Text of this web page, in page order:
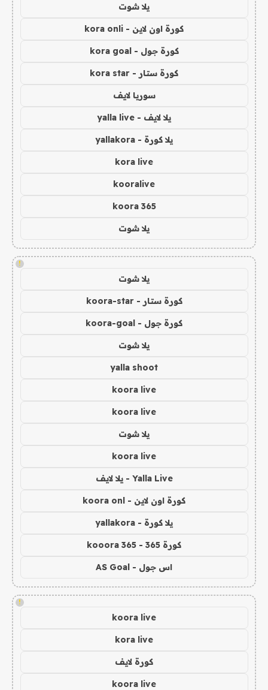
يلا شوت
كورة اون لاين - kora onli
كورة جول - kora goal
كورة ستار - kora star
سوريا لايف
يلا لايف - yalla live
يلا كورة - yallakora
kora live
kooralive
koora 365
يلا شوت
!
يلا شوت
كورة ستار - koora-star
كورة جول - koora-goal
يلا شوت
yalla shoot
koora live
koora live
يلا شوت
koora live
Yalla Live - يلا لايف
كورة اون لاين - koora onl
يلا كورة - yallakora
كورة 365 - kooora 365
اس جول - AS Goal
!
koora live
kora live
كورة لايف
koora live